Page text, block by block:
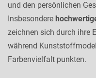
und den persönlichen
Insbesondere
zeichnen sich durch ihre
während
Farbenvielfalt punkten.